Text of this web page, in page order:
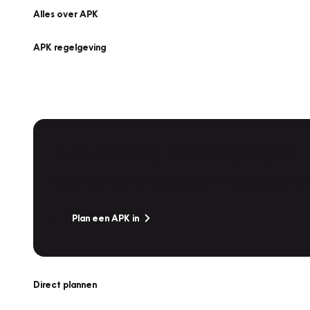
Alles over APK
APK regelgeving
Plan een APK in
Direct plannen